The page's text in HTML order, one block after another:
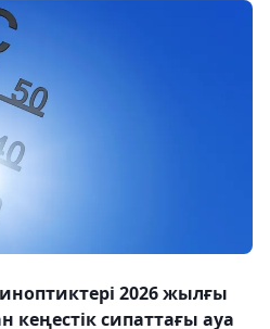
2026 жылғы
кеңестік сипаттағы ауа